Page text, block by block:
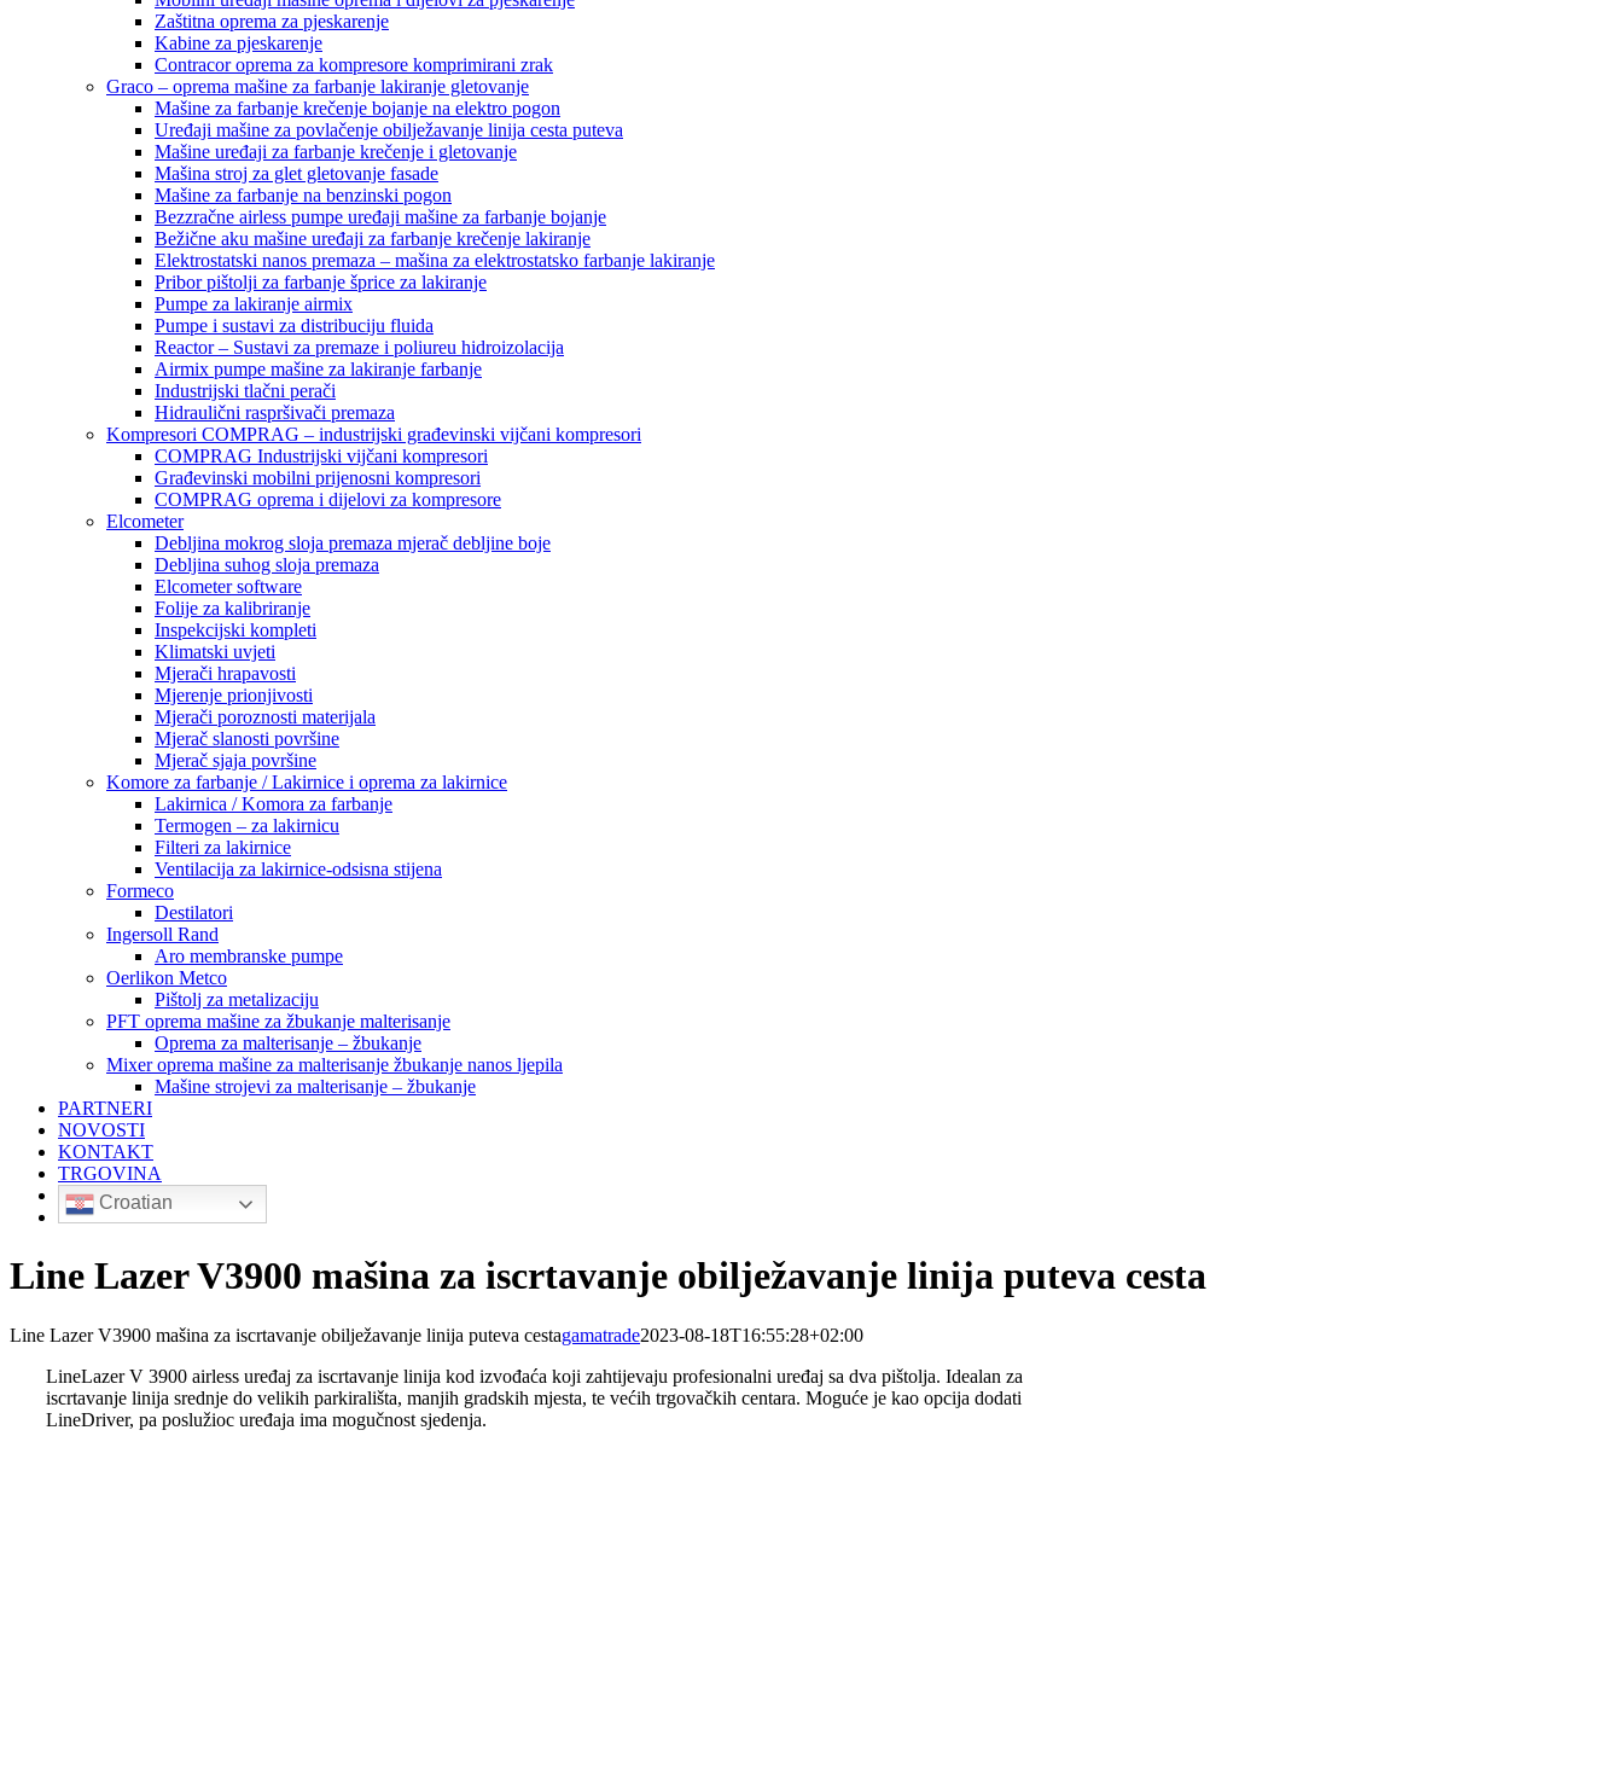
Zaštitna oprema za pjeskarenje
Kabine za pjeskarenje
Contracor oprema za kompresore komprimirani zrak
Graco – oprema mašine za farbanje lakiranje gletovanje
Mašine za farbanje krečenje bojanje na elektro pogon
Uređaji mašine za povlačenje obilježavanje linija cesta puteva
Mašine uređaji za farbanje krečenje i gletovanje
Mašina stroj za glet gletovanje fasade
Mašine za farbanje na benzinski pogon
Bezzračne airless pumpe uređaji mašine za farbanje bojanje
Bežične aku mašine uređaji za farbanje krečenje lakiranje
Elektrostatski nanos premaza – mašina za elektrostatsko farbanje lakiranje
Pribor pištolji za farbanje šprice za lakiranje
Pumpe za lakiranje airmix
Pumpe i sustavi za distribuciju fluida
Reactor – Sustavi za premaze i poliureu hidroizolacija
Airmix pumpe mašine za lakiranje farbanje
Industrijski tlačni perači
Hidraulični raspršivači premaza
Kompresori COMPRAG – industrijski građevinski vijčani kompresori
COMPRAG Industrijski vijčani kompresori
Građevinski mobilni prijenosni kompresori
COMPRAG oprema i dijelovi za kompresore
Elcometer
Debljina mokrog sloja premaza mjerač debljine boje
Debljina suhog sloja premaza
Elcometer software
Folije za kalibriranje
Inspekcijski kompleti
Klimatski uvjeti
Mjerači hrapavosti
Mjerenje prionjivosti
Mjerači poroznosti materijala
Mjerač slanosti površine
Mjerač sjaja površine
Komore za farbanje / Lakirnice i oprema za lakirnice
Lakirnica / Komora za farbanje
Termogen – za lakirnicu
Filteri za lakirnice
Ventilacija za lakirnice-odsisna stijena
Formeco
Destilatori
Ingersoll Rand
Aro membranske pumpe
Oerlikon Metco
Pištolj za metalizaciju
PFT oprema mašine za žbukanje malterisanje
Oprema za malterisanje – žbukanje
Mixer oprema mašine za malterisanje žbukanje nanos ljepila
Mašine strojevi za malterisanje – žbukanje
PARTNERI
NOVOSTI
KONTAKT
TRGOVINA
Croatian
Line Lazer V3900 mašina za iscrtavanje obilježavanje linija puteva cesta
Line Lazer V3900 mašina za iscrtavanje obilježavanje linija puteva cestagamatrade2023-08-18T16:55:28+02:00
LineLazer V 3900 airless uređaj za iscrtavanje linija kod izvođaća koji zahtijevaju profesionalni uređaj sa dva pištolja. Idealan za
iscrtavanje linija srednje do velikih parkirališta, manjih gradskih mjesta, te većih trgovačkih centara. Moguće je kao opcija dodati
LineDriver, pa poslužioc uređaja ima mogučnost sjedenja.